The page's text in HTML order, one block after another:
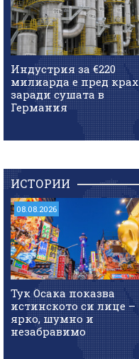
Индустрия за €220
милиарда е пред крах
заради сушата в
Германия
ИСТОРИИ
08.08.2026
Тук Осака показва
истинското си лице –
ярко, шумно и
незабравимо